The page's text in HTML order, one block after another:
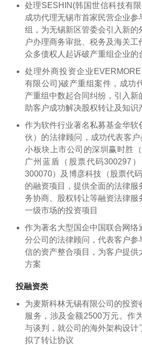
处理SESHIN(韩国世信科技有
成功代理无锡市首家民营企业参
组，为无锡新区管委会引入新的
户办理商务审批、税务及海关
众多债权人起诉破产重组企业的
处理外商投资企业
有限公司)破产重组案件，成功
产重组中数起合同纠纷，引入新
助客户成功解决股权转让及知识
作为软件行业著名私募基金华软
伙）的法律顾问，成功代表客
小板块上市公司的深圳赢时胜
广州蓝盾（股票代码300297
300070）及博彦科技（股票代
的融资项目，提供全面的法律服
务协商、股权转让等融资法律服
一级市场的投资项目
作为著名大型国企中国联合网络
分公司的法律顾问，代表客户参
信的资产整合项目，为客户提供
方案
投融资类
为麦斯科林无锡有限公司的投资
服务，涉及金额2500万元。作
与谈判，就公司的海外架构设计
拟了转让协议